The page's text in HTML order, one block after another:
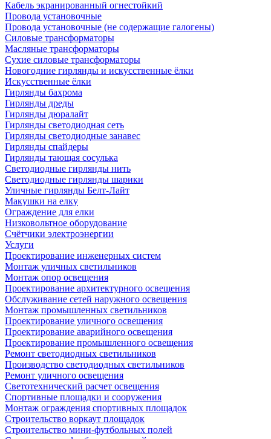
Кабель экранированный огнестойкий
Провода установочные
Провода установочные (не содержащие галогены)
Силовые трансформаторы
Масляные трансформаторы
Сухие силовые трансформаторы
Новогодние гирлянды и искусственные ёлки
Искусственные ёлки
Гирлянды бахрома
Гирлянды дреды
Гирлянды дюралайт
Гирлянды светодиодная сеть
Гирлянды светодиодные занавес
Гирлянды спайдеры
Гирлянды тающая сосулька
Светодиодные гирлянды нить
Светодиодные гирлянды шарики
Уличные гирлянды Белт-Лайт
Макушки на елку
Ограждение для елки
Низковольтное оборудование
Счётчики электроэнергии
Услуги
Проектирование инженерных систем
Монтаж уличных светильников
Монтаж опор освещения
Проектирование архитектурного освещения
Обслуживание сетей наружного освещения
Монтаж промышленных светильников
Проектирование уличного освещения
Проектирование аварийного освещения
Проектирование промышленного освещения
Ремонт светодиодных светильников
Производство светодиодных светильников
Ремонт уличного освещения
Светотехнический расчет освещения
Спортивные площадки и сооружения
Монтаж ограждения спортивных площадок
Строительство воркаут площадок
Строительство мини-футбольных полей